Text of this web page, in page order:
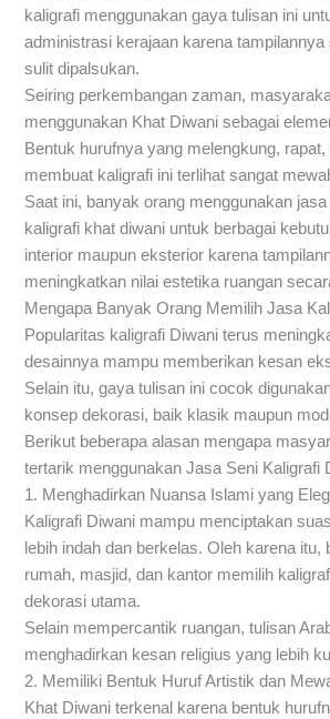
kaligrafi menggunakan gaya tulisan ini
administrasi kerajaan karena tampilannya
sulit dipalsukan.
Seiring perkembangan zaman,
menggunakan Khat Diwani sebagai
Bentuk hurufnya yang melengkung,
membuat kaligrafi ini terlihat sangat
Saat ini, banyak orang menggunakan
kaligrafi khat diwani untuk berbagai
interior maupun eksterior karena
meningkatkan nilai estetika ruangan
Mengapa Banyak Orang Memilih Jasa
Popularitas kaligrafi Diwani terus
desainnya mampu memberikan kesan
Selain itu, gaya tulisan ini cocok
konsep dekorasi, baik klasik maupun
Berikut beberapa alasan mengapa
tertarik menggunakan Jasa Seni Kaligrafi
1. Menghadirkan Nuansa Islami yang
Kaligrafi Diwani mampu menciptakan
lebih indah dan berkelas. Oleh karena itu,
rumah, masjid, dan kantor memilih
dekorasi utama.
Selain mempercantik ruangan, tulisan
menghadirkan kesan religius yang lebih
2. Memiliki Bentuk Huruf Artistik dan
Khat Diwani terkenal karena bentuk